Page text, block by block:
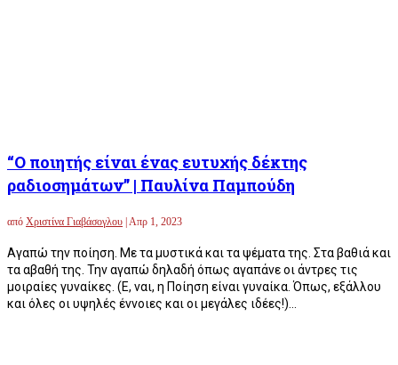
“Ο ποιητής είναι ένας ευτυχής δέκτης
ραδιοσημάτων” | Παυλίνα Παμπούδη
από Χριστίνα Γιαβάσογλου Απρ 1, 2023
Αγαπώ την ποίηση. Με τα μυστικά και τα ψέματα της. Στα βαθιά και
τα αβαθή της. Την αγαπώ δηλαδή όπως αγαπάνε οι άντρες τις
μοιραίες γυναίκες. (Ε, ναι, η Ποίηση είναι γυναίκα. Όπως, εξάλλου
και όλες οι υψηλές έννοιες και οι μεγάλες ιδέες!)...